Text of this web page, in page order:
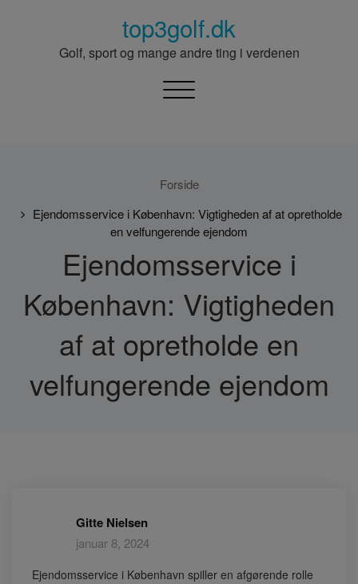
top3golf.dk
Golf, sport og mange andre ting i verdenen
Toggle
Forside
Ejendomsservice i København: Vigtigheden af at opretholde
en velfungerende ejendom
Ejendomsservice i
København: Vigtigheden
af at opretholde en
velfungerende ejendom
Gitte Nielsen
januar 8, 2024
Ejendomsservice i København spiller en afgørende rolle